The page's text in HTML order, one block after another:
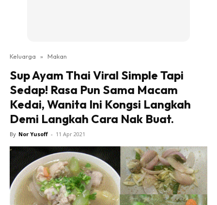
Keluarga » Makan
Sup Ayam Thai Viral Simple Tapi
Sedap! Rasa Pun Sama Macam
Kedai, Wanita Ini Kongsi Langkah
Demi Langkah Cara Nak Buat.
By Nor Yusoff - 11 Apr 2021